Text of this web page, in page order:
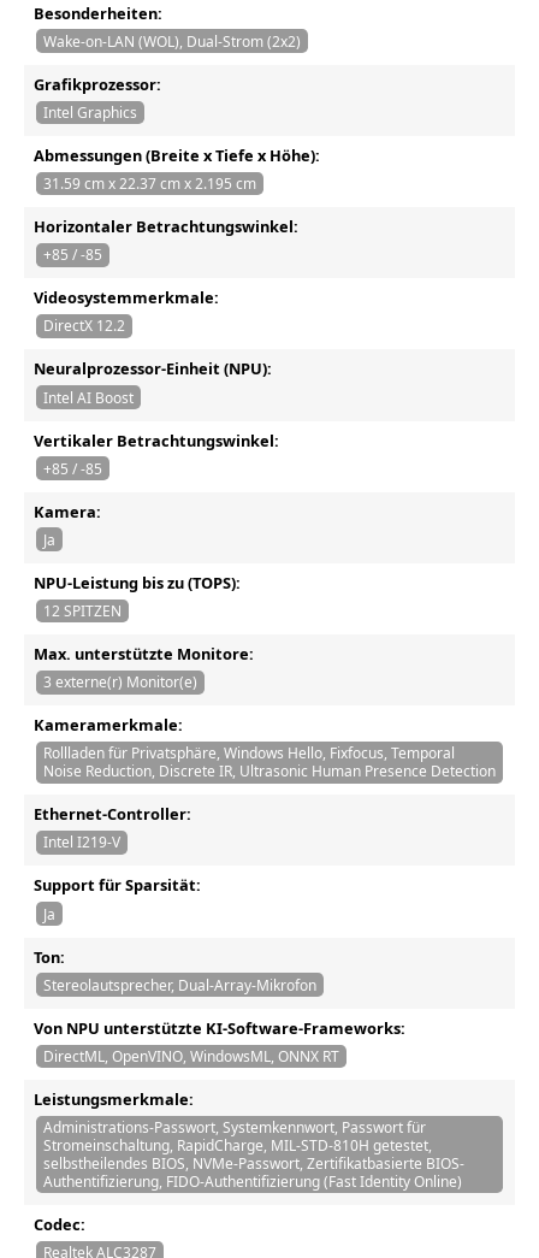
Besonderheiten:
Wake-on-LAN (WOL), Dual-Strom (2x2)
Grafikprozessor:
Intel Graphics
Abmessungen (Breite x Tiefe x Höhe):
31.59 cm x 22.37 cm x 2.195 cm
Horizontaler Betrachtungswinkel:
+85 / -85
Videosystemmerkmale:
DirectX 12.2
Neuralprozessor-Einheit (NPU):
Intel AI Boost
Vertikaler Betrachtungswinkel:
+85 / -85
Kamera:
Ja
NPU-Leistung bis zu (TOPS):
12 SPITZEN
Max. unterstützte Monitore:
3 externe(r) Monitor(e)
Kameramerkmale:
Rollladen für Privatsphäre, Windows Hello, Fixfocus, Temporal
Noise Reduction, Discrete IR, Ultrasonic Human Presence Detection
Ethernet-Controller:
Intel I219-V
Support für Sparsität:
Ja
Ton:
Stereolautsprecher, Dual-Array-Mikrofon
Von NPU unterstützte KI-Software-Frameworks:
DirectML, OpenVINO, WindowsML, ONNX RT
Leistungsmerkmale:
Administrations-Passwort, Systemkennwort, Passwort für
Stromeinschaltung, RapidCharge, MIL-STD-810H getestet,
selbstheilendes BIOS, NVMe-Passwort, Zertifikatbasierte BIOS-
Authentifizierung, FIDO-Authentifizierung (Fast Identity Online)
Codec:
Realtek ALC3287